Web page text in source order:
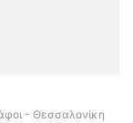
- Θεσσαλονίκη